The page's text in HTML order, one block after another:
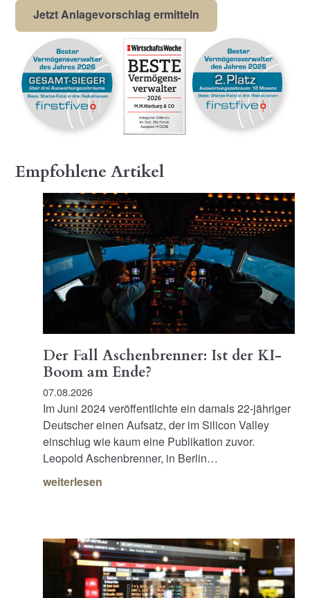
Jetzt Anlagevorschlag ermitteln
Empfohlene Artikel
Der Fall Aschenbrenner: Ist der KI-
Boom am Ende?
07.08.2026
Im Juni 2024 veröffentlichte ein damals 22-jähriger
Deutscher einen Aufsatz, der im Silicon Valley
einschlug wie kaum eine Publikation zuvor.
Leopold Aschenbrenner, in Berlin…
weiterlesen